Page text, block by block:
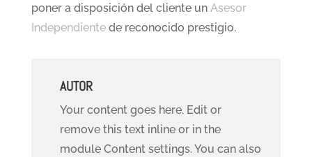
poner a disposición del cliente un Asesor
Independientede reconocido prestigio.
AUTOR
Your content goes here. Edit or
remove this text inline or in the
module Content settings. You can also